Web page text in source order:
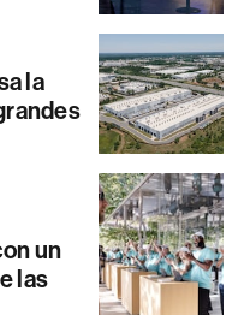
la
un
las